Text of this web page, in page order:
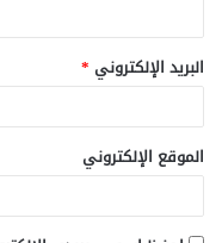
البريد الإلكتروني *
الموقع الإلكتروني